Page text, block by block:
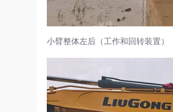
小臂整体左后（工作和回转装置）